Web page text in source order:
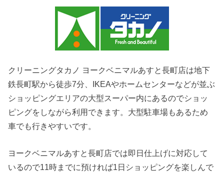
クリーニングタカノ ヨークベニマルあすと長町店は地下
鉄長町駅から徒歩7分、IKEAやホームセンターなどが並ぶ
ショッピングエリアの大型スーパー内にあるのでショッ
ピングをしながら利用できます。大型駐車場もあるため
車でも行きやすいです。
ヨークベニマルあすと長町店では即日仕上げに対応して
いるので11時までに預ければ1日ショッピングを楽しんで